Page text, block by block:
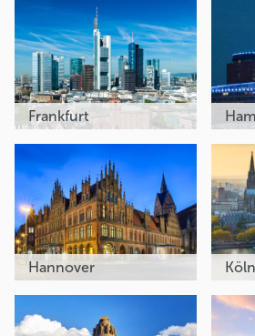
Frankfurt
Hannover Köln